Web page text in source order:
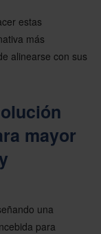
estas
más
alinearse con sus
mayor
una
para